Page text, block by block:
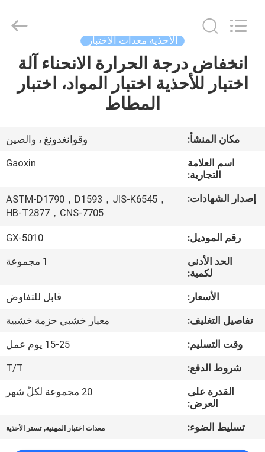
منزل،
بيت
معلومات
المعمل
مراقبة
الجودة
اتصل
Ltd.，.
Reserved.
Developed
الأحذية معدات الاختبار
انخفاض درجة الحرارة الانحناء آلة
اختبار للأحذية اختبار المواد، اختبار
المطاط
مكان المنشأ:
وقوانغدونغ ، والصين
اسم العلامة
التجارية:
Gaoxin
إصدار الشهادات:
ASTM-D1790，D1593，JIS-K6545，
HB-T2877，CNS-7705
رقم الموديل:
GX-5010
الحد الأدنى
لكمية:
1 مجموعة
الأسعار:
قابل للتفاوض
تفاصيل التغليف:
معيار خشبي حزمة خشبية
وقت التسليم:
15-25 يوم عمل
شروط الدفع:
T/T
القدرة على
العرض:
20 مجموعة لكلّ شهر
تسليط الضوء: معدات اختبار المهنية,تستر الأحذية